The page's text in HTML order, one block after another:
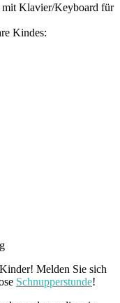
mit Klavier/Keyboard für
Kindes:
Melden Sie sich
Schnupperstunde!